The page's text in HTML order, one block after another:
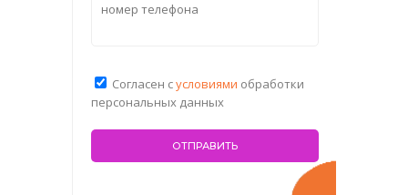
Согласен сусловиями обработки
персональных данных